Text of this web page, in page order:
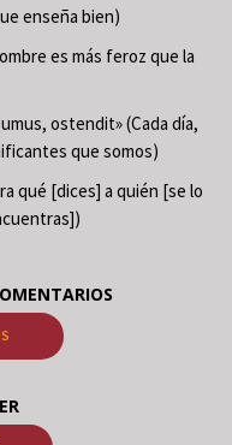
enseña bien)
es más feroz que la
ostendit» (Cada día,
que somos)
qué [dices] a quién [se lo